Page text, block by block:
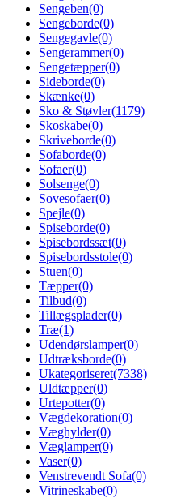
Sengeben(0)
Sengeborde(0)
Sengegavle(0)
Sengerammer(0)
Sengetæpper(0)
Sideborde(0)
Skænke(0)
Sko & Støvler(1179)
Skoskabe(0)
Skriveborde(0)
Sofaborde(0)
Sofaer(0)
Solsenge(0)
Sovesofaer(0)
Spejle(0)
Spiseborde(0)
Spisebordssæt(0)
Spisebordsstole(0)
Stuen(0)
Tæpper(0)
Tilbud(0)
Tillægsplader(0)
Træ(1)
Udendørslamper(0)
Udtræksborde(0)
Ukategoriseret(7338)
Uldtæpper(0)
Urtepotter(0)
Vægdekoration(0)
Væghylder(0)
Væglamper(0)
Vaser(0)
Venstrevendt Sofa(0)
Vitrineskabe(0)